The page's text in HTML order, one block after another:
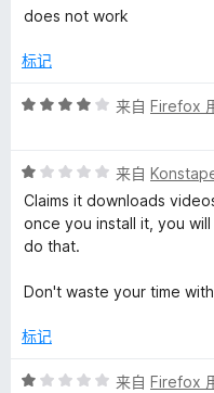
分
/
does not work
标记
评
/
5
来自 Firefox
评
分
1
/
来自
Claims it downloads
once you install it, you
do that.
Don't waste your time
标记
评
来自 Firefox